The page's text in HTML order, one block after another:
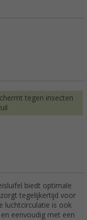
tegen insecten
biedt optimale
tegelijkertijd voor
luchtcirculatie is ook
eenvoudig met een